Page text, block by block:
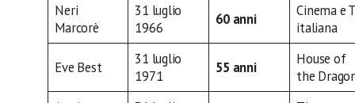
Neri
Marcorè
31 luglio
1966
60 anni
Cinema e
italiana
Eve Best
31 luglio
1971
55 anni
House of
the